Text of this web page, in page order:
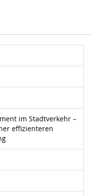
im Stadtverkehr –
effizienteren